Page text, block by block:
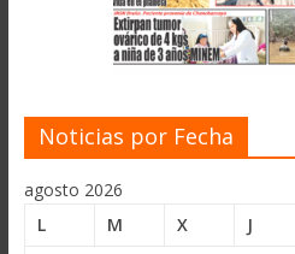
Noticias por Fecha
agosto 2026
L
M X J